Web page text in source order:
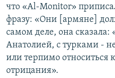
что «Al-Monitor»
фразу: «Они [армяне]
самом деле, она
Анатолией, с турками -
или терпимо относиться
отрицания».